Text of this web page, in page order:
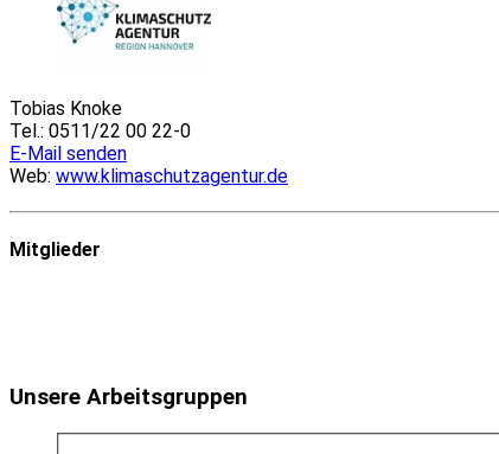
Tobias Knoke
Tel.: 0511/22 00 22-0
E-Mail senden
Web: www.klimaschutzagentur.de
Mitglieder
Unsere Arbeitsgruppen